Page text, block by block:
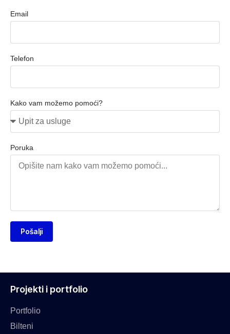
Email
Telefon
Kako vam možemo pomoći?
Poruka
Pošalji
Projekti i portfolio
Portfolio
Bilteni